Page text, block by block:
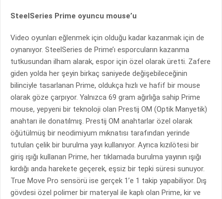
SteelSeries Prime oyuncu mouse’u
Video oyunları eğlenmek için olduğu kadar kazanmak için de
oynanıyor. SteelSeries de Prime’ı esporcuların kazanma
tutkusundan ilham alarak, espor için özel olarak üretti. Zafere
giden yolda her şeyin birkaç saniyede değişebileceğinin
bilinciyle tasarlanan Prime, oldukça hızlı ve hafif bir mouse
olarak göze çarpıyor. Yalnızca 69 gram ağırlığa sahip Prime
mouse, yepyeni bir teknoloji olan Prestij OM (Optik Manyetik)
anahtarı ile donatılmış. Prestij OM anahtarlar özel olarak
öğütülmüş bir neodimiyum mıknatısı tarafından yerinde
tutulan çelik bir burulma yayı kullanıyor. Ayrıca kızılötesi bir
giriş ışığı kullanan Prime, her tıklamada burulma yayının ışığı
kırdığı anda harekete geçerek, eşsiz bir tepki süresi sunuyor.
True Move Pro sensörü ise gerçek 1’e 1 takip yapabiliyor. Dış
gövdesi özel polimer bir materyal ile kaplı olan Prime, kir ve